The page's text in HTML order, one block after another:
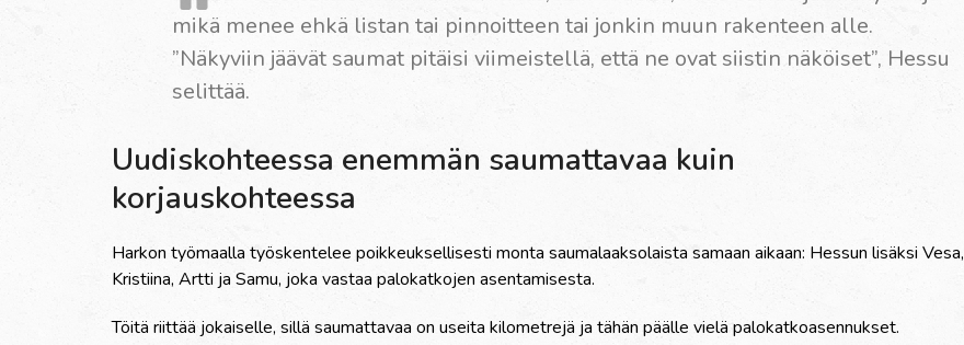
mikä menee ehkä listan tai pinnoitteen tai jonkin muun rakenteen alle.
”Näkyviin jäävät saumat pitäisi viimeistellä, että ne ovat siistin näköiset”, Hessu
selittää.
Uudiskohteessa enemmän saumattavaa kuin
korjauskohteessa
Harkon työmaalla työskentelee poikkeuksellisesti monta saumalaaksolaista samaan aikaan: Hessun lisäksi Vesa,
Kristiina, Artti ja Samu, joka vastaa palokatkojen asentamisesta.
Töitä riittää jokaiselle, sillä saumattavaa on useita kilometrejä ja tähän päälle vielä palokatkoasennukset.